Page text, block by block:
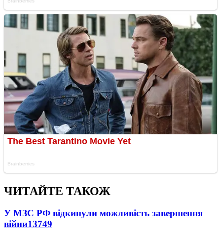
ЧИТАЙТЕ ТАКОЖ
У МЗС РФ відкинули можливість завершення
війни13749